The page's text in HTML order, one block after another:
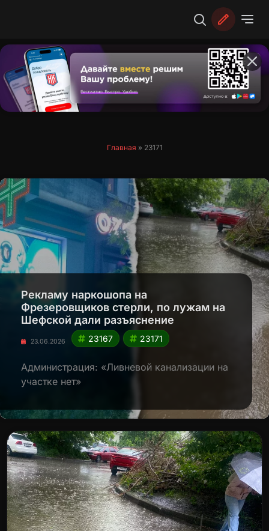
Главная » 23171
Рекламу наркошопа на
Фрезеровщиков стерли, по лужам на
Шефской дали разъяснение
23.06.2026 23167 23171
Администрация: «Ливневой канализации на
участке нет»